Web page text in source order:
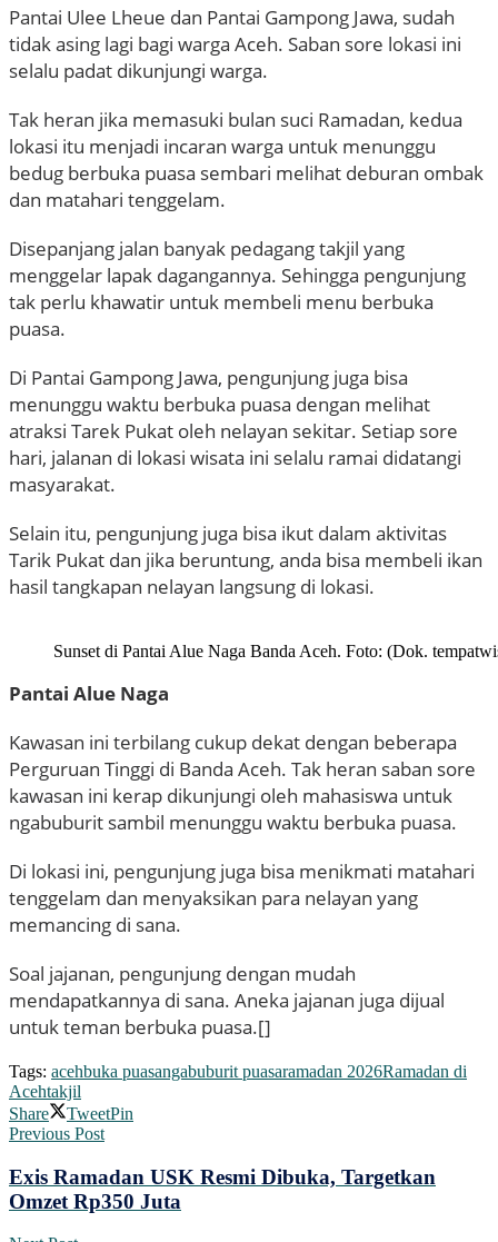
Pantai Ulee Lheue dan Pantai Gampong Jawa, sudah
tidak asing lagi bagi warga Aceh. Saban sore lokasi ini
selalu padat dikunjungi warga.
Tak heran jika memasuki bulan suci Ramadan, kedua
lokasi itu menjadi incaran warga untuk menunggu
bedug berbuka puasa sembari melihat deburan ombak
dan matahari tenggelam.
Disepanjang jalan banyak pedagang takjil yang
menggelar lapak dagangannya. Sehingga pengunjung
tak perlu khawatir untuk membeli menu berbuka
puasa.
Di Pantai Gampong Jawa, pengunjung juga bisa
menunggu waktu berbuka puasa dengan melihat
atraksi Tarek Pukat oleh nelayan sekitar. Setiap sore
hari, jalanan di lokasi wisata ini selalu ramai didatangi
masyarakat.
Selain itu, pengunjung juga bisa ikut dalam aktivitas
Tarik Pukat dan jika beruntung, anda bisa membeli ikan
hasil tangkapan nelayan langsung di lokasi.
Sunset di Pantai Alue Naga Banda Aceh. Foto: (Dok.
Pantai Alue Naga
Kawasan ini terbilang cukup dekat dengan beberapa
Perguruan Tinggi di Banda Aceh. Tak heran saban sore
kawasan ini kerap dikunjungi oleh mahasiswa untuk
ngabuburit sambil menunggu waktu berbuka puasa.
Di lokasi ini, pengunjung juga bisa menikmati matahari
tenggelam dan menyaksikan para nelayan yang
memancing di sana.
Soal jajanan, pengunjung dengan mudah
mendapatkannya di sana. Aneka jajanan juga dijual
untuk teman berbuka puasa.[]
Tags: acehbuka puasangabuburit puasaramadan 2026Ramadan di
Acehtakjil
Share
TweetPin
Previous Post
Exis Ramadan USK Resmi Dibuka, Targetkan
Omzet Rp350 Juta